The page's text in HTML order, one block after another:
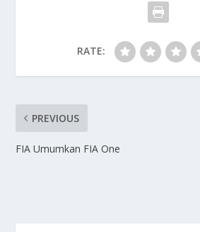
RATE:
PREVIOUS
FIA Umumkan FIA One